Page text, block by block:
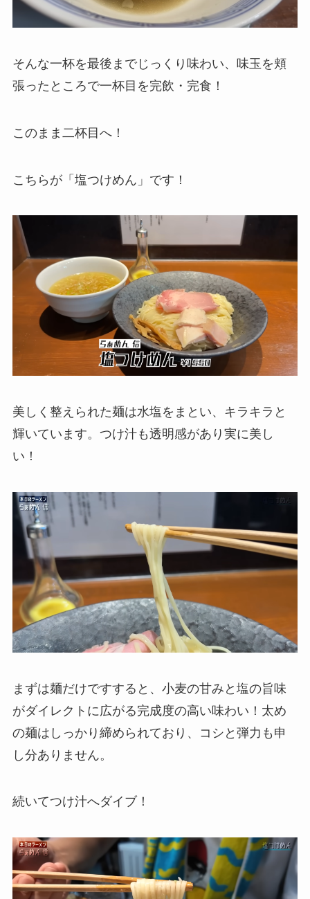
そんな一杯を最後までじっくり味わい、味玉を頬
張ったところで一杯目を完飲・完食！
このまま二杯目へ！
こちらが「塩つけめん」です！
美しく整えられた麺は水塩をまとい、キラキラと
輝いています。つけ汁も透明感があり実に美し
い！
まずは麺だけですすると、小麦の甘みと塩の旨味
がダイレクトに広がる完成度の高い味わい！太め
の麺はしっかり締められており、コシと弾力も申
し分ありません。
続いてつけ汁へダイブ！